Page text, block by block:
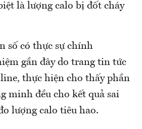
là lượng calo bị đốt cháy
số có thực sự chính
gần đây do trang tin tức
thực hiện cho thấy phần
minh đều cho kết quả sai
lượng calo tiêu hao.